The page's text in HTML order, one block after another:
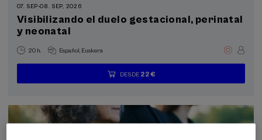
Objetivos de desarrollo sostenible
07. SEP-08. SEP, 2026
Visibilizando el duelo gestacional, perinatal
y neonatal
20 h. Español Euskera .
...
DESDE 22 €
Últimas
plazas
Gratuito
Fecha
pasada
Lista
de
Plazo
de